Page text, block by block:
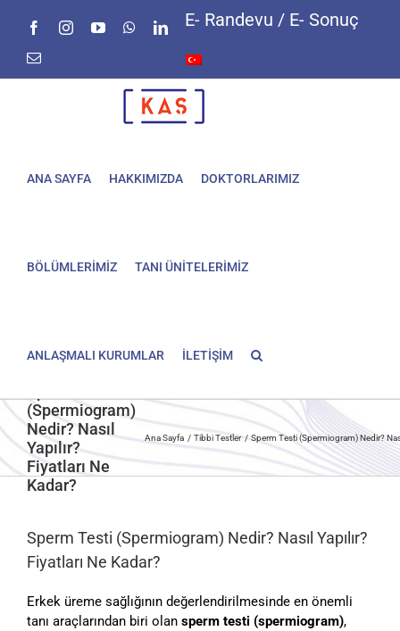
FacebookInstagramYouTubeWhatsAppLinkedIn
E-
E- Randevu / E- Sonuç
ANA SAYFA HAKKIMIZDA DOKTORLARIMIZ
BÖLÜMLERİMİZ TANI ÜNİTELERİMİZ
ANLAŞMALI KURUMLAR İLETİŞİM
(Spermiogram)
Nedir? Nasıl
Yapılır?
Fiyatları Ne
Kadar?
Ana Sayfa Tibbi Testler Sperm Testi (Spermiogram) Nedir?
Sperm Testi (Spermiogram) Nedir? Nasıl Yapılır?
Fiyatları Ne Kadar?
Erkek üreme sağlığının değerlendirilmesinde en önemli
tanı araçlarından biri olan sperm testi (spermiogram),